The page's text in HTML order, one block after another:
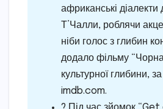
африканські діалекти
Т’Чалли, роблячи
ніби голос з глибин
додало фільму
культурної глибини,
imdb.com.